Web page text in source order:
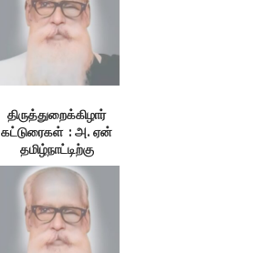
திருத்துறைக்கிழார்
கட்டுரைகள் : அ. ஏன்
தமிழ்நாட்டிற்கு
விடுதலை?